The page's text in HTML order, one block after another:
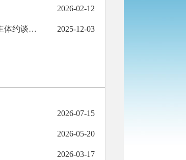
2026-02-12
压紧压实“两个责任” 筑牢食品安全防线 ——临夏州市场监管局召开食品经营主体约谈培训会议 2025-12-03
2026-07-15
2026-05-20
2026-03-17